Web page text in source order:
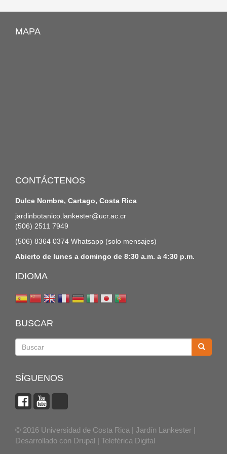
MAPA
CONTÁCTENOS
Dulce Nombre, Cartago, Costa Rica
jardinbotanico.lankester@ucr.ac.cr
(506) 2511 7949
(506) 8364 0374 Whatsapp (solo mensajes)
Abierto de lunes a domingo de 8:30 a.m. a 4:30 p.m.
IDIOMA
BUSCAR
SÍGUENOS
© 2016 Universidad de Costa Rica | Jardín Lankester |
Desarrollado con Drupal | Teleférica Digital